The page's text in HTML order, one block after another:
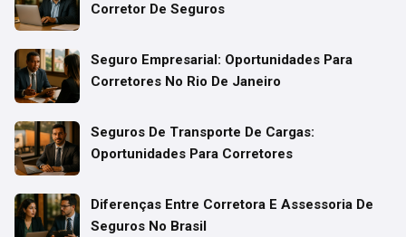
Corretor De Seguros
Seguro Empresarial: Oportunidades Para
Corretores No Rio De Janeiro
Seguros De Transporte De Cargas:
Oportunidades Para Corretores
Diferenças Entre Corretora E Assessoria De
Seguros No Brasil